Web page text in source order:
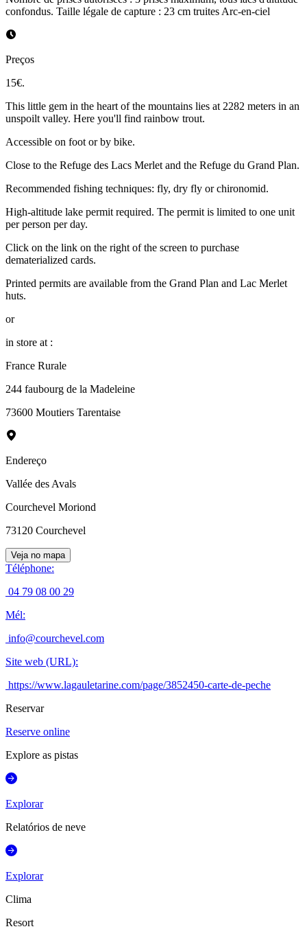
confondus. Taille légale de capture : 23 cm truites Arc-en-ciel
Preços
15€.
This little gem in the heart of the mountains lies at 2282 meters in an
unspoilt valley. Here you'll find rainbow trout.
Accessible on foot or by bike.
Close to the Refuge des Lacs Merlet and the Refuge du Grand Plan.
Recommended fishing techniques: fly, dry fly or chironomid.
High-altitude lake permit required. The permit is limited to one unit
per person per day.
Click on the link on the right of the screen to purchase
dematerialized cards.
Printed permits are available from the Grand Plan and Lac Merlet
huts.
or
in store at :
France Rurale
244 faubourg de la Madeleine
73600 Moutiers Tarentaise
Endereço
Vallée des Avals
Courchevel Moriond
73120 Courchevel
Veja no mapa
Téléphone:
04 79 08 00 29
Mél:
info@courchevel.com
Site web (URL):
https://www.lagauletarine.com/page/3852450-carte-de-peche
Reservar
Reserve online
Explore as pistas
Explorar
Relatórios de neve
Explorar
Clima
Resort